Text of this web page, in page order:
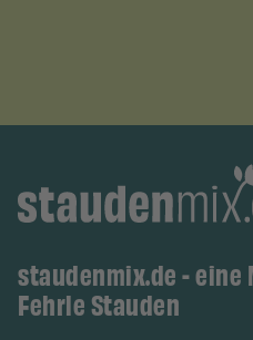
staudenmix.de - eine
Fehrle Stauden